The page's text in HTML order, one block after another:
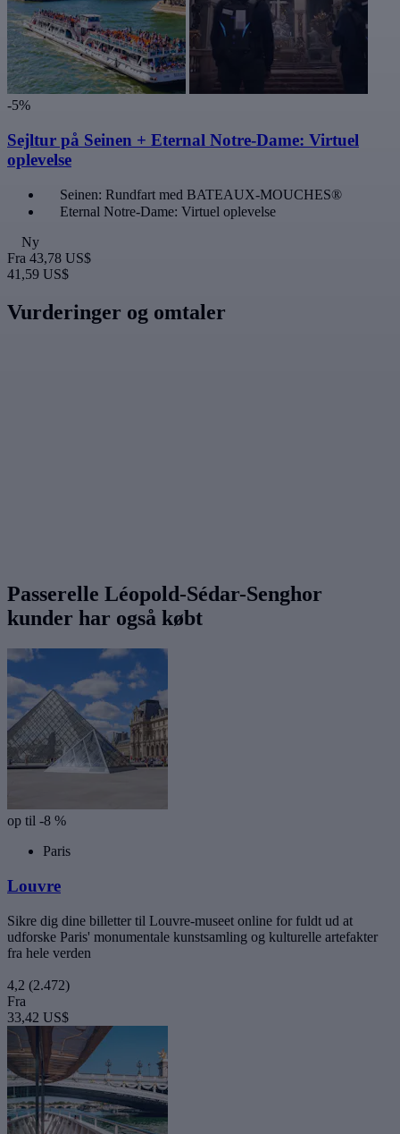
-5%
Sejltur på Seinen + Eternal Notre-Dame: Virtuel
oplevelse
Seinen: Rundfart med BATEAUX-MOUCHES®
Eternal Notre-Dame: Virtuel oplevelse
Ny
Fra 43,78 US$
41,59 US$
Vurderinger og omtaler
Passerelle Léopold-Sédar-Senghor
kunder har også købt
op til -8 %
Paris
Louvre
Sikre dig dine billetter til Louvre-museet online for fuldt ud at
udforske Paris' monumentale kunstsamling og kulturelle artefakter
fra hele verden
4,2 (2.472)
Fra
33,42 US$